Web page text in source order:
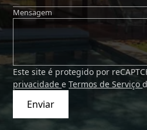
Mensagem
Este site é protegido por
privacidadeeTermos de Serviço
Enviar